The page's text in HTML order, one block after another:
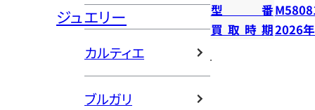
ジュエリー
カルティエ
ブルガリ
型番
買取時期2026